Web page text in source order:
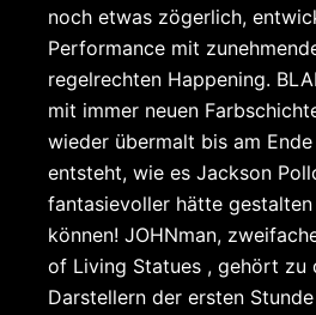
noch etwas zögerlich,
Performance mit
regelrechten Happening.
mit immer neuen
wieder übermalt bis am
entsteht, wie es Jackson
fantasievoller hätte gestalten
können! JOHNman,
of Living Statues , gehört zu
Darstellern der ersten